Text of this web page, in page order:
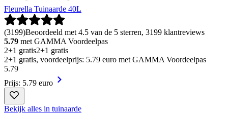
Fleurella Tuinaarde 40L
(3199)Beoordeeld met 4.5 van de 5 sterren, 3199 klantreviews
5.79 met GAMMA Voordeelpas
2+1 gratis2+1 gratis
2+1 gratis, voordeelprijs: 5.79 euro met GAMMA Voordeelpas
5.79
Prijs: 5.79 euro
Bekijk alles in tuinaarde